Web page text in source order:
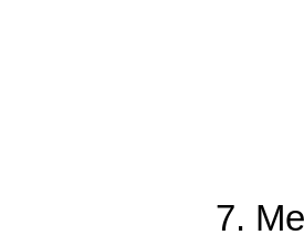
7.